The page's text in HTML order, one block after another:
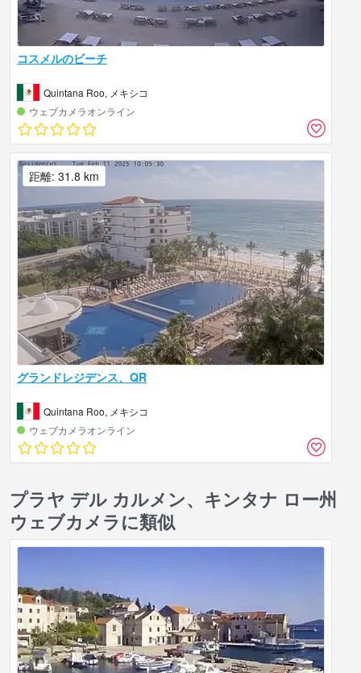
コスメルのビーチ
Quintana Roo, メキシコ
ウェブカメラオンライン
グランドレジデンス、QR
Quintana Roo, メキシコ
ウェブカメラオンライン
距離: 31.8 km
プラヤ デル カルメン、キンタナ ロー州
ウェブカメラに類似